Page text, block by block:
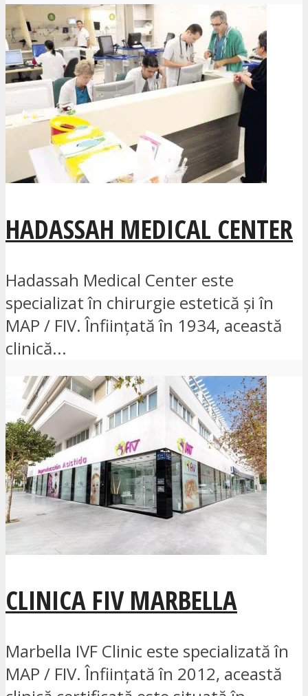
HADASSAH MEDICAL CENTER
Hadassah Medical Center este
specializat în chirurgie estetică și în
MAP / FIV. Înființată în 1934, această
clinică...
CLINICA FIV MARBELLA
Marbella IVF Clinic este specializată în
MAP / FIV. Înființată în 2012, această